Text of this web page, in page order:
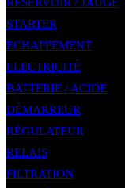
STARTER
ECHAPPEMENT
ELECTRICITÉ
BATTERIE / ACIDE
DÉMARREUR
RÉGULATEUR
RELAIS
FILTRATION